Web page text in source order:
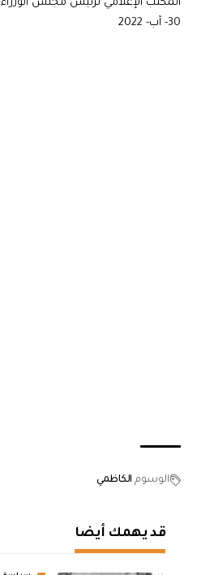
المكتب الإعلامي لرئيس مجلس الوزراء
30- آب- 2022
الوسوم الكاظمي
قد يهمك أيضا